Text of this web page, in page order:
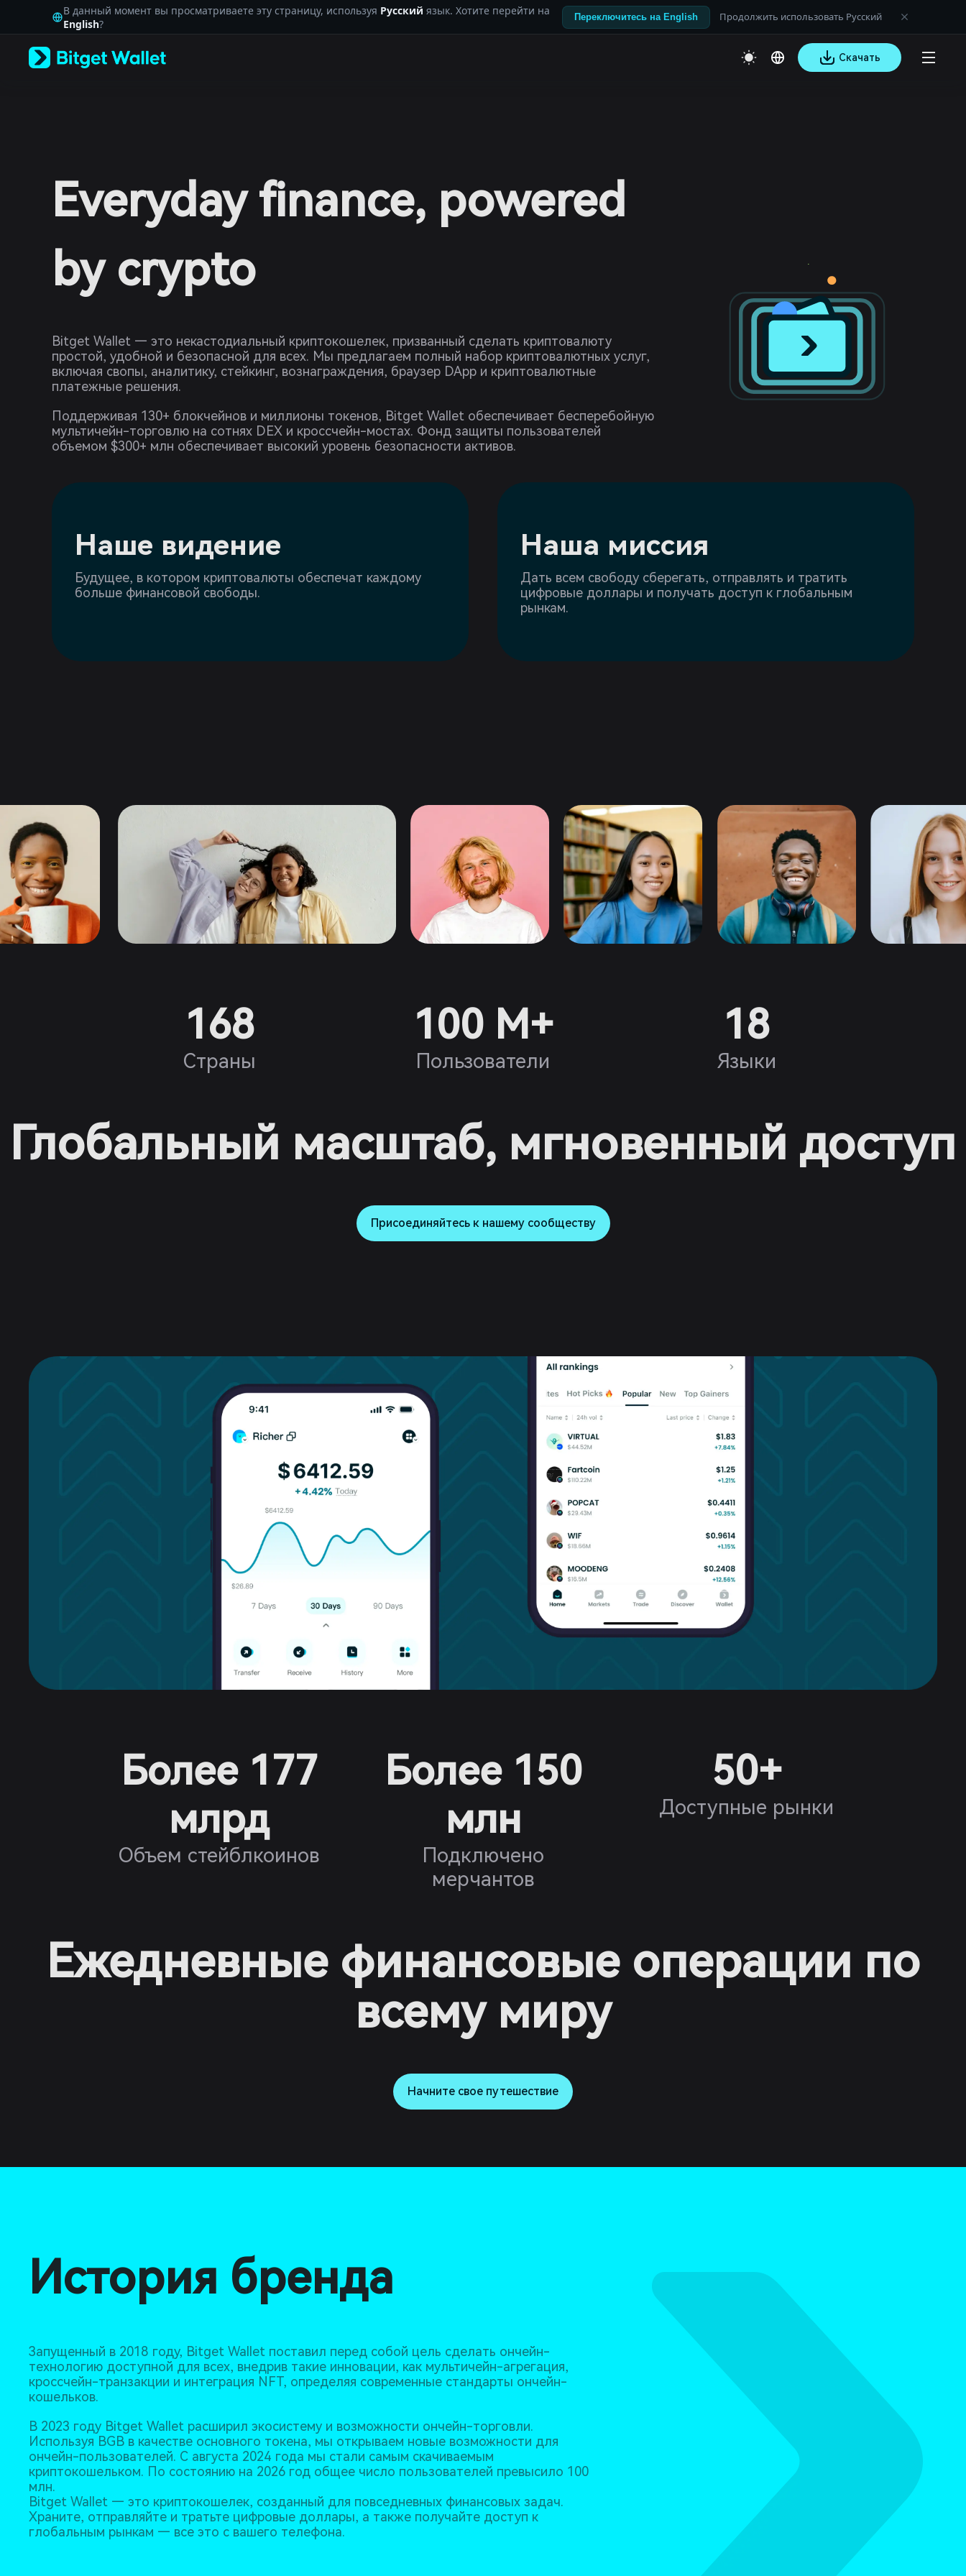
Tiếng Việt
Русский
Español (Latinoamérica)
Bahasa Indonesia
Português (Brasil)
Español (Argentina)
В данный момент вы просматриваете эту страницу, используя Русский язык. Хотите перейти на
English? Переключитесь на English Продолжить использовать Русский
Скачать
Everyday finance, powered
by crypto
Bitget Wallet — это некастодиальный криптокошелек, призванный сделать криптовалюту
простой, удобной и безопасной для всех. Мы предлагаем полный набор криптовалютных услуг,
включая свопы, аналитику, стейкинг, вознаграждения, браузер DApp и криптовалютные
платежные решения.
Поддерживая 130+ блокчейнов и миллионы токенов, Bitget Wallet обеспечивает бесперебойную
мультичейн-торговлю на сотнях DEX и кроссчейн-мостах. Фонд защиты пользователей
объемом $300+ млн обеспечивает высокий уровень безопасности активов.
Наше видение
Будущее, в котором криптовалюты обеспечат каждому
больше финансовой свободы.
Наша миссия
Дать всем свободу сберегать, отправлять и тратить
цифровые доллары и получать доступ к глобальным
рынкам.
168
Страны
100 M+
Пользователи
18
Языки
Глобальный масштаб, мгновенный доступ
Присоединяйтесь к нашему сообществу
Более 177
млрд
Объем стейблкоинов
Более 150
млн
Подключено
мерчантов
50+
Доступные рынки
Ежедневные финансовые операции по
всему миру
Начните свое путешествие
История бренда
Запущенный в 2018 году, Bitget Wallet поставил перед собой цель сделать ончейн-
технологию доступной для всех, внедрив такие инновации, как мультичейн-агрегация,
кроссчейн-транзакции и интеграция NFT, определяя современные стандарты ончейн-
кошельков.
В 2023 году Bitget Wallet расширил экосистему и возможности ончейн-торговли.
Используя BGB в качестве основного токена, мы открываем новые возможности для
ончейн-пользователей. С августа 2024 года мы стали самым скачиваемым
криптокошельком. По состоянию на 2026 год общее число пользователей превысило 100
млн.
Bitget Wallet — это криптокошелек, созданный для повседневных финансовых задач.
Храните, отправляйте и тратьте цифровые доллары, а также получайте доступ к
глобальным рынкам — все это с вашего телефона.